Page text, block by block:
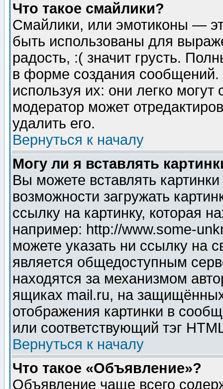
Что такое смайлики?
Смайлики, или эмотиконы —
быть использованы для
радость, :( значит грусть.
в форме создания сообщений.
используя их: они легко
модератор может
удалить его.
Вернуться к началу
Могу ли я вставлять
Вы можете вставлять
возможности загружать
ссылку на картинку, которая
например: http://www.some-
можете указать ни ссылку на
является общедоступным
находятся за механизмом
ящиках mail.ru, на
отображения картинки в
или соответствующий тэг
Вернуться к началу
Что такое «Объявление»?
Объявление чаще всего